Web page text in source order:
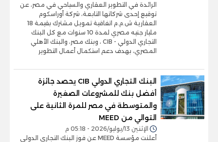
الرائدة في التطوير العقاري والسياحي في مصر، عن
توقيع إحدى شركاتها التابعة، شركة أوراسكوم
العقارية ش.م.م اتفاقية تمويل مشترك بقيمة 18
مليار جنيه مصري لمدة 10 سنوات مع كل البنك
التجاري الدولي - CIB ، وبنك مصر، والبنك الأهلي
المصري، بهدف دعم استكمال أعمال التطوير
البنك التجاري الدولي CIB يحصد جائزة
أفضل بنك للمشروعات الصغيرة
والمتوسطة في مصر للمرة الثانية على
التوالي من MEED
الإثنين 13/يوليو/2026 - 05:18 م
أعلنت مؤسسة MEED عن فوز البنك التجاري الدولي